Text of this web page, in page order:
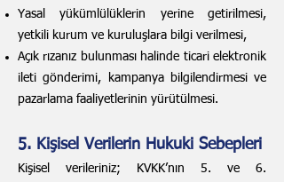
Yasal yükümlülüklerin yerine getirilmesi,
yetkili kurum ve kuruluşlara bilgi verilmesi,
Açık rızanız bulunması halinde ticari elektronik
ileti gönderimi, kampanya bilgilendirmesi ve
pazarlama faaliyetlerinin yürütülmesi.
5. Kişisel Verilerin Hukuki Sebepleri
Kişisel verileriniz; KVKK’nın 5. ve 6.